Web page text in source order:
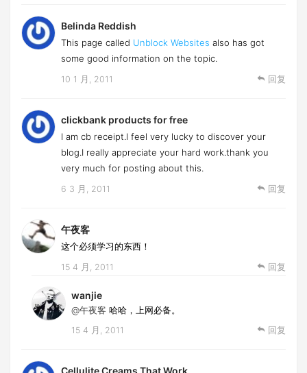
Belinda Reddish
This page called Unblock Websites also has got
some good information on the topic.
10 1 月, 2011 回复
clickbank products for free
I am cb receipt.I feel very lucky to discover your
blog.I really appreciate your hard work.thank you
very much for posting about this.
6 3 月, 2011 回复
午夜客
这个必须学习的东西！
15 4 月, 2011 回复
wanjie
@午夜客 哈哈，上网必备。
15 4 月, 2011 回复
Cellulite Creams That Work